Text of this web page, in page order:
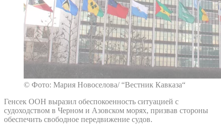
© Фото: Мария Новоселова/ “Вестник Кавказа“
Генсек ООН выразил обеспокоенность ситуацией с
судоходством в Черном и Азовском морях, призвав стороны
обеспечить свободное передвижение судов.